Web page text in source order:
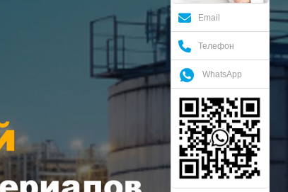
Email
Телефон
WhatsApp